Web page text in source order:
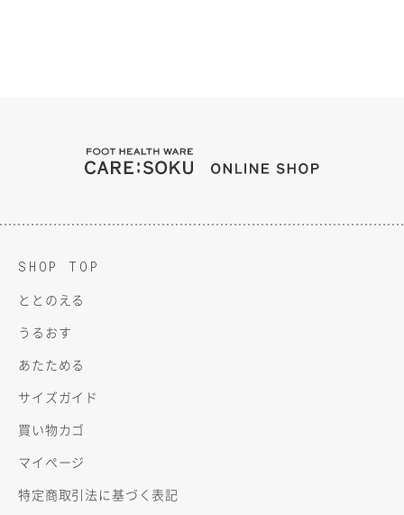
FOOT HEALTH WARE
SHOP TOP
ととのえる
うるおす
あたためる
サイズガイド
買い物カゴ
マイページ
特定商取引法に基づく表記